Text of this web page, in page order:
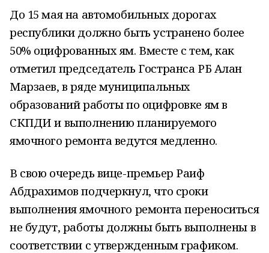
До 15 мая на автомобильных дорогах
республики должно быть устранено более
50% оцифрованных ям. Вместе с тем, как
отметил председатель Гостранса РБ Алан
Марзаев, в ряде муниципальных
образований работы по оцифровке ям в
СКПДИ и выполнению планируемого
ямочного ремонта ведутся медленно.
В свою очередь вице-премьер Раиф
Абдрахимов подчеркнул, что сроки
выполнения ямочного ремонта переноситься
не будут, работы должны быть выполнены в
соответствии с утвержденным графиком.